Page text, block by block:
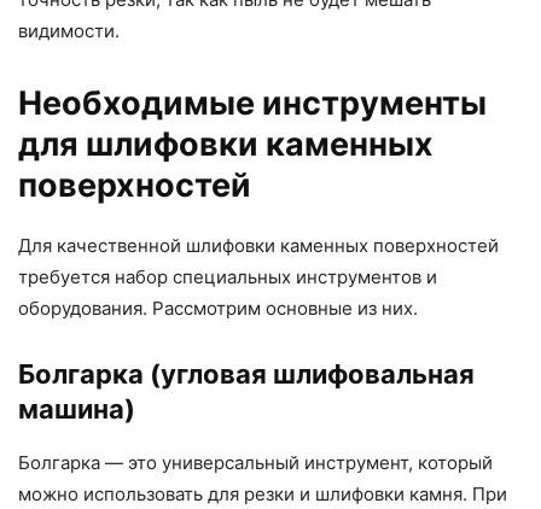
видимости.
Необходимые инструменты
для шлифовки каменных
поверхностей
Для качественной шлифовки каменных поверхностей
требуется набор специальных инструментов и
оборудования. Рассмотрим основные из них.
Болгарка (угловая шлифовальная
машина)
Болгарка — это универсальный инструмент, который
можно использовать для резки и шлифовки камня. При